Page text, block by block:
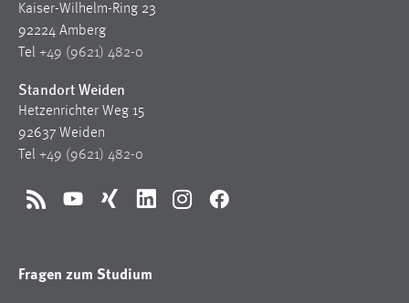
Kaiser-Wilhelm-Ring 23
92224 Amberg
Tel +49 (9621) 482-0
Standort Weiden
Hetzenrichter Weg 15
92637 Weiden
Tel +49 (9621) 482-0
RSS YouTubeXing LinkedInInstagramFacebook
Fragen zum Studium
Chat
Name:
chat-frame-style-5e9dbeb1811c0446
Zweck:
Wird benötigt um die Chatfunktion nutzen zu können.
MibewSessionID, mibew-chat-frame-style-